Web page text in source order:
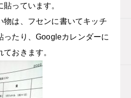
っています。
物は、フセンに書いてキッチ
ったり、Googleカレンダーに
おきます。